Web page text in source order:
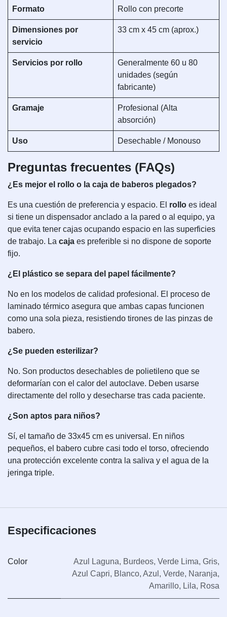
Formato Rollo con precorte
Dimensiones por
servicio
33 cm x 45 cm (aprox.)
Servicios por rollo
Generalmente 60 u 80
unidades (según
fabricante)
Gramaje
Profesional (Alta
absorción)
Uso Desechable / Monouso
Preguntas frecuentes (FAQs)
¿Es mejor el rollo o la caja de baberos plegados?
Es una cuestión de preferencia y espacio. El rollo es ideal
si tiene un dispensador anclado a la pared o al equipo, ya
que evita tener cajas ocupando espacio en las superficies
de trabajo. La caja es preferible si no dispone de soporte
fijo.
¿El plástico se separa del papel fácilmente?
No en los modelos de calidad profesional. El proceso de
laminado térmico asegura que ambas capas funcionen
como una sola pieza, resistiendo tirones de las pinzas de
babero.
¿Se pueden esterilizar?
No. Son productos desechables de polietileno que se
deformarían con el calor del autoclave. Deben usarse
directamente del rollo y desecharse tras cada paciente.
¿Son aptos para niños?
Sí, el tamaño de 33x45 cm es universal. En niños
pequeños, el babero cubre casi todo el torso, ofreciendo
una protección excelente contra la saliva y el agua de la
jeringa triple.
Especificaciones
Color Azul Laguna, Burdeos, Verde Lima, Gris,
Azul Capri, Blanco, Azul , Verde, Naranja,
Amarillo, Lila, Rosa